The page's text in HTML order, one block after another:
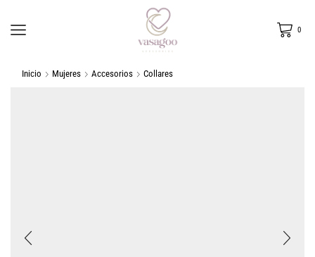
0
Inicio Mujeres Accesorios Collares